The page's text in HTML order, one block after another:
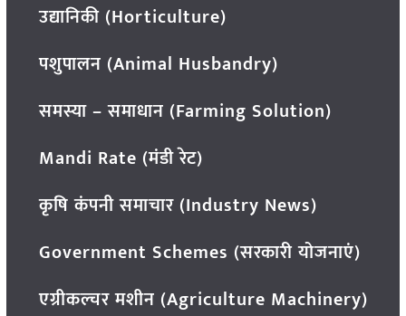
उद्यानिकी (Horticulture)
पशुपालन (Animal Husbandry)
समस्या – समाधान (Farming Solution)
Mandi Rate (मंडी रेट)
कृषि कंपनी समाचार (Industry News)
Government Schemes (सरकारी योजनाएं)
एग्रीकल्चर मशीन (Agriculture Machinery)